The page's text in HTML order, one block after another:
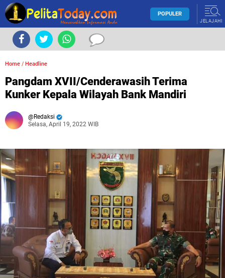
POPULER
JELAJAHI
Home / Headline
Pangdam XVII/Cenderawasih Terima
Kunker Kepala Wilayah Bank Mandiri
Redaksi
Selasa, April 19, 2022 WIB